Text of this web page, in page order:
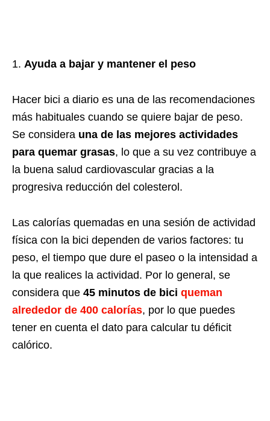
Ayuda a bajar y mantener el peso
Hacer bici a diario es una de las recomendaciones
más habituales cuando se quiere bajar de peso.
Se considera una de las mejores actividades
para quemar grasas, lo que a su vez contribuye a
la buena salud cardiovascular gracias a la
progresiva reducción del colesterol.
Las calorías quemadas en una sesión de actividad
física con la bici dependen de varios factores: tu
peso, el tiempo que dure el paseo o la intensidad a
la que realices la actividad. Por lo general, se
considera que 45 minutos de bici queman
alrededor de 400 calorías, por lo que puedes
tener en cuenta el dato para calcular tu déficit
calórico.